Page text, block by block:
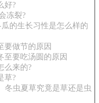
好?
冻裂?
瓜的生长习性是怎么样的
要做节的原因
至要吃汤圆的原因
么来的?
草?
冬虫夏草究竟是草还是虫